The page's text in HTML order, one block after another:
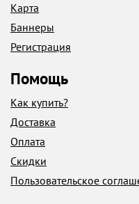
Карта
Баннеры
Регистрация
Помощь
Как купить?
Доставка
Оплата
Скидки
Пользовательское